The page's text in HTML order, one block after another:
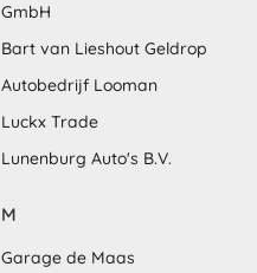
GmbH
Bart van Lieshout Geldrop
Autobedrijf Looman
Luckx Trade
Lunenburg Auto's B.V.
M
Garage de Maas